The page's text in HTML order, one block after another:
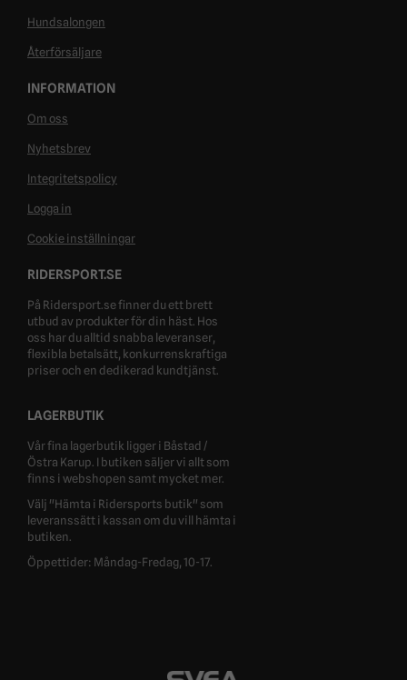
Hundsalongen
Återförsäljare
INFORMATION
Om oss
Nyhetsbrev
Integritetspolicy
Logga in
Cookie inställningar
RIDERSPORT.SE
På Ridersport.se finner du ett brett
utbud av produkter för din häst. Hos
oss har du alltid snabba leveranser,
flexibla betalsätt, konkurrenskraftiga
priser och en dedikerad kundtjänst.
LAGERBUTIK
Vår fina lagerbutik ligger i Båstad /
Östra Karup. I butiken säljer vi allt som
finns i webshopen samt mycket mer.
Välj "Hämta i Ridersports butik" som
leveranssätt i kassan om du vill hämta i
butiken.
Öppettider: Måndag-Fredag, 10-17.